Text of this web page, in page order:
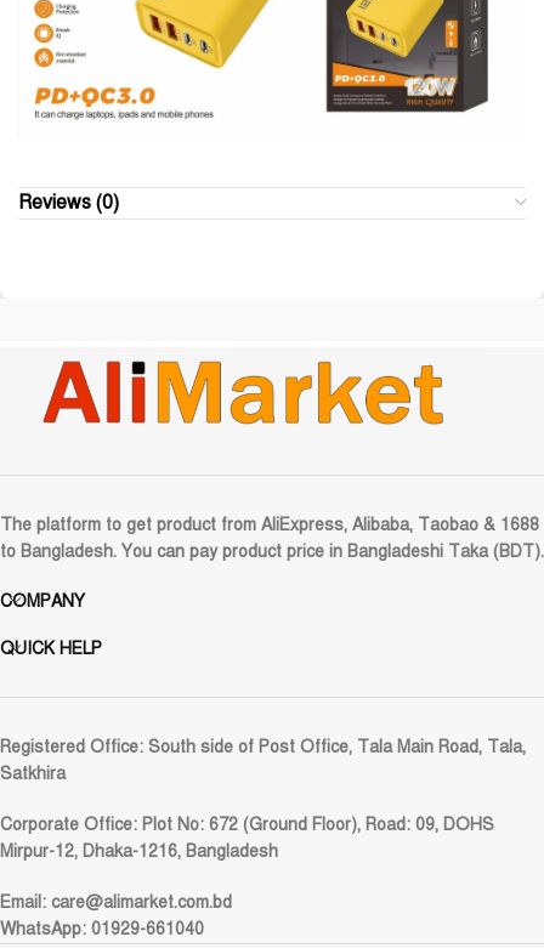
Reviews (0)
The platform to get product from AliExpress, Alibaba, Taobao & 1688
to Bangladesh. You can pay product price in Bangladeshi Taka (BDT).
COMPANY
QUICK HELP
Registered Office: South side of Post Office, Tala Main Road, Tala,
Satkhira
Corporate Office: Plot No: 672 (Ground Floor), Road: 09, DOHS
Mirpur-12, Dhaka-1216, Bangladesh
Email: care@alimarket.com.bd
WhatsApp: 01929-661040